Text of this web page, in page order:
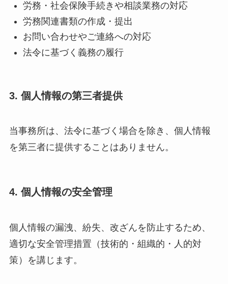
労務・社会保険手続きや相談業務の対応
労務関連書類の作成・提出
お問い合わせやご連絡への対応
法令に基づく義務の履行
3. 個人情報の第三者提供
当事務所は、法令に基づく場合を除き、個人情報
を第三者に提供することはありません。
4. 個人情報の安全管理
個人情報の漏洩、紛失、改ざんを防止するため、
適切な安全管理措置（技術的・組織的・人的対
策）を講じます。